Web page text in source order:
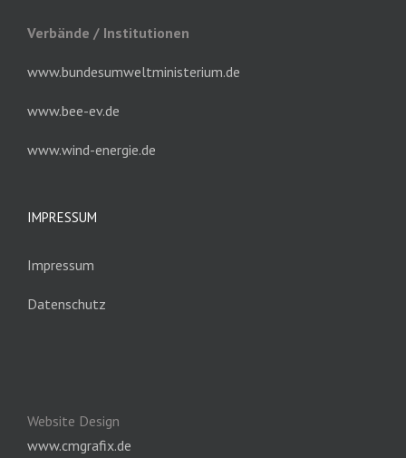
Verbände / Institutionen
www.bundesumweltministerium.de
www.bee-ev.de
www.wind-energie.de
IMPRESSUM
Impressum
Datenschutz
Website Design
www.cmgrafix.de